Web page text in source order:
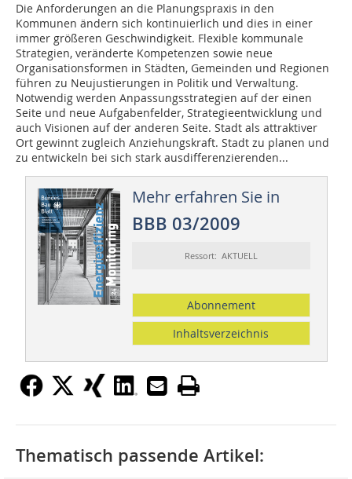
Die Anforderungen an die Planungspraxis in den
Kommunen ändern sich kontinuierlich und dies in einer
immer größeren Geschwindigkeit. Flexible kommunale
Strategien, veränderte Kompetenzen sowie neue
Organisationsformen in Städten, Ge­­meinden und Regionen
führen zu Neujustierungen in Politik und Verwaltung.
Notwendig werden Anpassungsstrategien auf der einen
Seite und neue Aufgabenfelder, Strategieentwicklung und
auch Visionen auf der anderen Seite. Stadt als attraktiver
Ort gewinnt zugleich Anziehungskraft. Stadt zu planen und
zu entwickeln bei sich stark ausdifferenzierenden...
Mehr erfahren Sie in
BBB 03/2009
Ressort: AKTUELL
Abonnement
Inhaltsverzeichnis
Thematisch passende Artikel: